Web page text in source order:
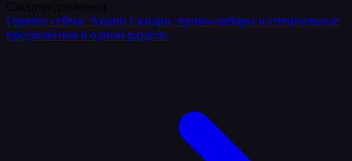
Горячее сейчас Акции Скидки, промо-наборы и специальные
предложения в одном разделе.